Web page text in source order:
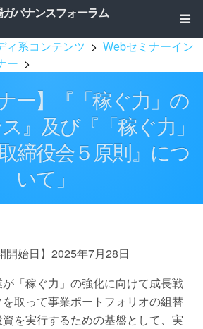
バナンスフォーラム
ィ系コンテンツ > Webセミナーイン
ー >
ー】『「稼ぐ力」の
』及び『「稼ぐ力」
締役会５原則』につ
いて」
開始日】2025年7月28日
「稼ぐ力」の強化に向けて成長戦
取って事業ポートフォリオの組替
を実行するための基盤として、実